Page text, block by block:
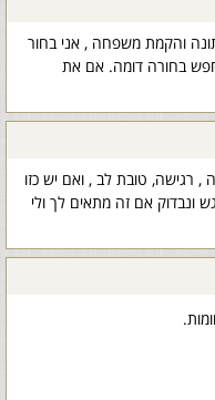
והקמת משפחה , אני בחור
בחורה דומה. אם את
רגישה, טובת לב , ואם יש כזו
ונבדוק אם זה מתאים לך ולי